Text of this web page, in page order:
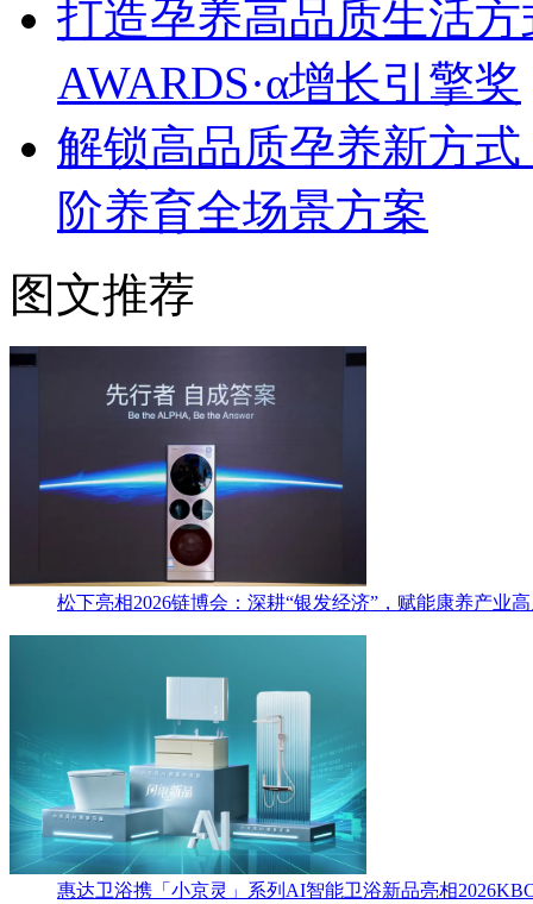
打造孕养高品质生活
AWARDS·α增长引擎奖
解锁高品质孕养新方
阶养育全场景方案
图文推荐
松下亮相2026链博会：深耕“银发经济”，赋能康养产业
惠达卫浴携「小京灵」系列AI智能卫浴新品亮相